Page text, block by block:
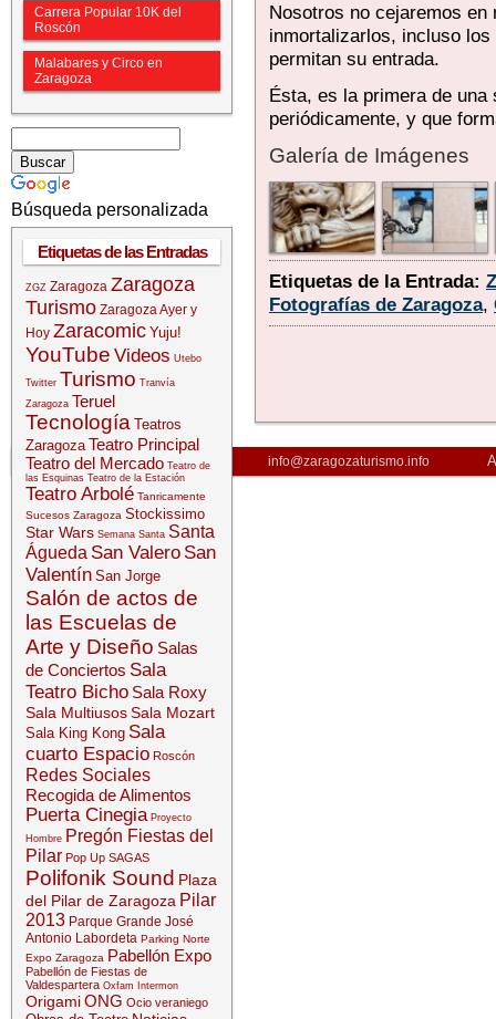
Carrera Popular 10K del
Roscón
Malabares y Circo en
Zaragoza
Búsqueda personalizada
Etiquetas de las Entradas
ZGZ Zaragoza Zaragoza
Turismo Zaragoza Ayer y
Hoy Zaracomic Yuju!
YouTube Videos Utebo
Twitter Turismo Tranvía
Zaragoza Teruel
Tecnología Teatros
Zaragoza Teatro Principal
Teatro del Mercado Teatro de
las Esquinas Teatro de la Estación
Teatro Arbolé Tanricamente
Sucesos Zaragoza Stockissimo
Star Wars Semana Santa Santa
Águeda San Valero San
Valentín San Jorge
Salón de actos de
las Escuelas de
Arte y Diseño Salas
de Conciertos Sala
Teatro Bicho Sala Roxy
Sala MultiusosSala Mozart
Sala King Kong Sala
cuarto Espacio Roscón
Redes Sociales
Recogida de Alimentos
Puerta Cinegia Proyecto
Hombre Pregón Fiestas del
Pilar Pop Up SAGAS
Polifonik Sound Plaza
del Pilar de Zaragoza Pilar
2013 Parque Grande José
Antonio Labordeta Parking Norte
Expo Zaragoza Pabellón Expo
Pabellón de Fiestas de
Valdespartera Oxfam Intermon
OrigamiONG Ocio veraniego
Nosotros no cejaremos
inmortalizarlos, incluso
permitan su entrada.
Ésta, es la primera de
periódicamente, y que
Galería de Imágenes
Etiquetas de la Entrada:
Fotografías de Zaragoza,
info@zaragozaturismo.info